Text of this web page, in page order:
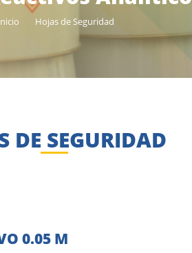
Hojas de Seguridad
DE SEGURIDAD
0.05 M